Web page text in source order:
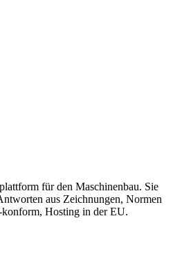
für den Maschinenbau. Sie
aus Zeichnungen, Normen
Hosting in der EU.